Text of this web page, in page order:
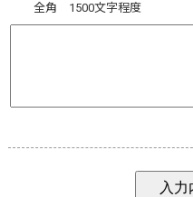
全角 1500文字程度